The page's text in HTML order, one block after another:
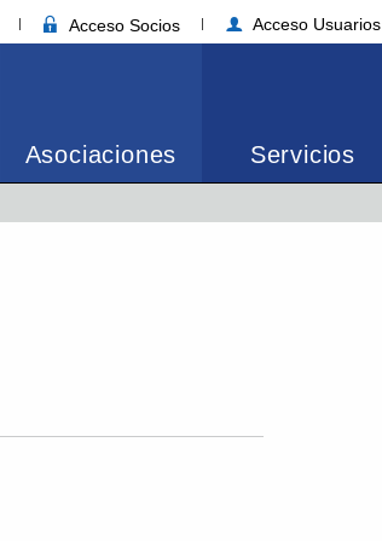
Acceso Socios Acceso Usuarios
Asociaciones Servicios